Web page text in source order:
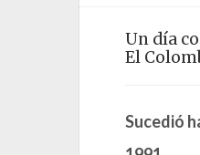
Un día
El
Sucedió h